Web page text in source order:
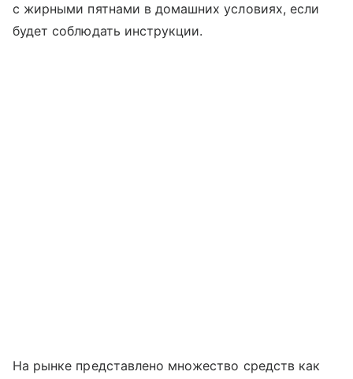
с жирными пятнами в домашних условиях, если
будет соблюдать инструкции.
На рынке представлено множество средств как